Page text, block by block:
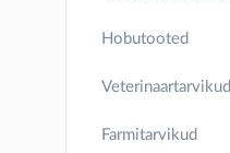
Hobutooted
Veterinaartarvikud
Farmitarvikud